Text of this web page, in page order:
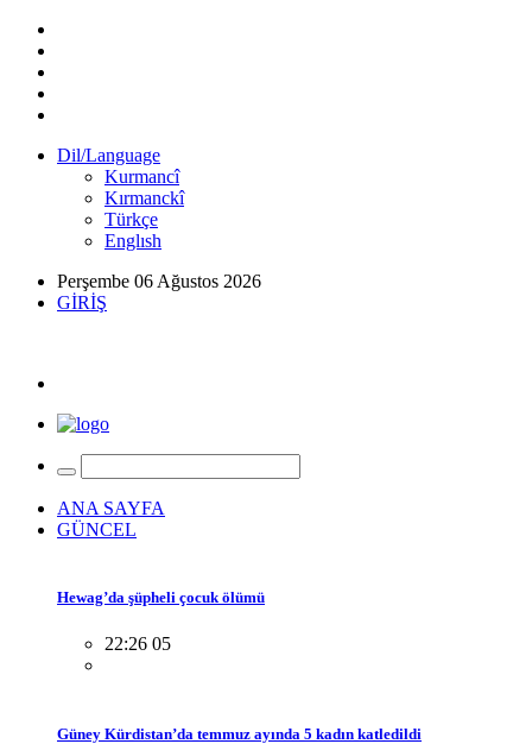
Dil/Language
Kurmancî
Kırmanckî
Türkçe
Englısh
Perşembe 06 Ağustos 2026
GİRİŞ
ANA SAYFA
GÜNCEL
Hewag’da şüpheli çocuk ölümü
22:26 05
Güney Kürdistan’da temmuz ayında 5 kadın katledildi